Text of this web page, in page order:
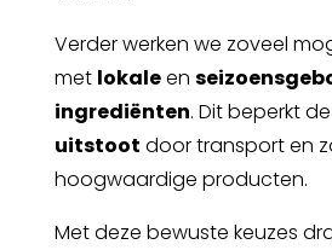
Verder werken we zoveel
met lokaleen
ingrediënten. Dit beperkt de
uitstoot door transport en
hoogwaardige producten.
Met deze bewuste keuzes